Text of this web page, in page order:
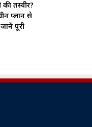
तस्वीर?
प्लान से
पूरी